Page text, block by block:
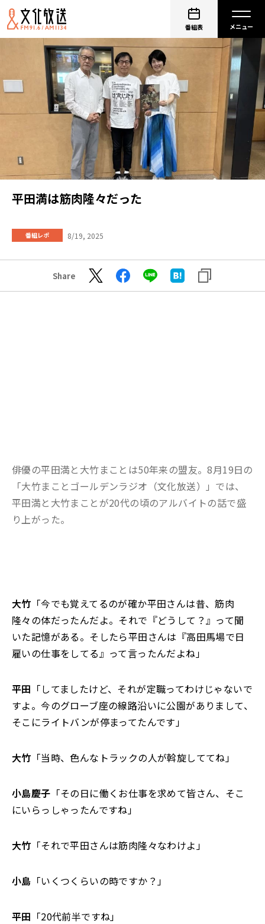
番組表
平田満は筋肉隆々だった
番組レポ 8/19, 2025
Share
俳優の平田満と大竹まことは50年来の盟友。8月19日の
「大竹まことゴールデンラジオ（文化放送）」では、
平田満と大竹まことが20代の頃のアルバイトの話で盛
り上がった。
大竹 「今でも覚えてるのが確か平田さんは昔、筋肉
隆々の体だったんだよ。それで『どうして？』って聞
いた記憶がある。そしたら平田さんは『高田馬場で日
雇いの仕事をしてる』って言ったんだよね」
平田 「してましたけど、それが定職ってわけじゃないで
すよ。今のグローブ座の線路沿いに公園がありまして、
そこにライトバンが停まってたんです」
大竹 「当時、色んなトラックの人が斡旋しててね」
小島慶子 「その日に働くお仕事を求めて皆さん、そこ
にいらっしゃったんですね」
大竹 「それで平田さんは筋肉隆々なわけよ」
小島 「いくつくらいの時ですか？」
平田 「20代前半ですね」